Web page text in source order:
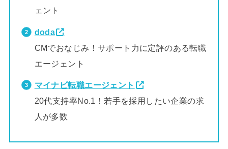
ェント
doda
CMでおなじみ！サポート力に定評のある転職
エージェント
マイナビ転職エージェント
20代支持率No.1！若手を採用したい企業の求
人が多数